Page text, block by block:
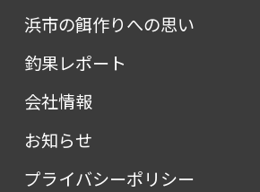
浜市の餌作りへの思い
釣果レポート
会社情報
お知らせ
プライバシーポリシー